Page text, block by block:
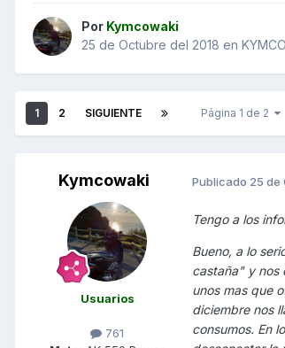
Por Kymcowaki
25 de Octubre del 2018 en
1 2 SIGUIENTE Página 1 de 2
Kymcowaki
Usuarios
761
Publicado 25 de
Tengo a los
Bueno, a lo
castaña" y nos
unos mas que
diciembre nos
consumos. En